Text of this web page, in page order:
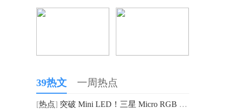
39热文 一周热点
[热点] 突破 Mini LED！三星 Micro RGB 引航显示进入 Micro 时代